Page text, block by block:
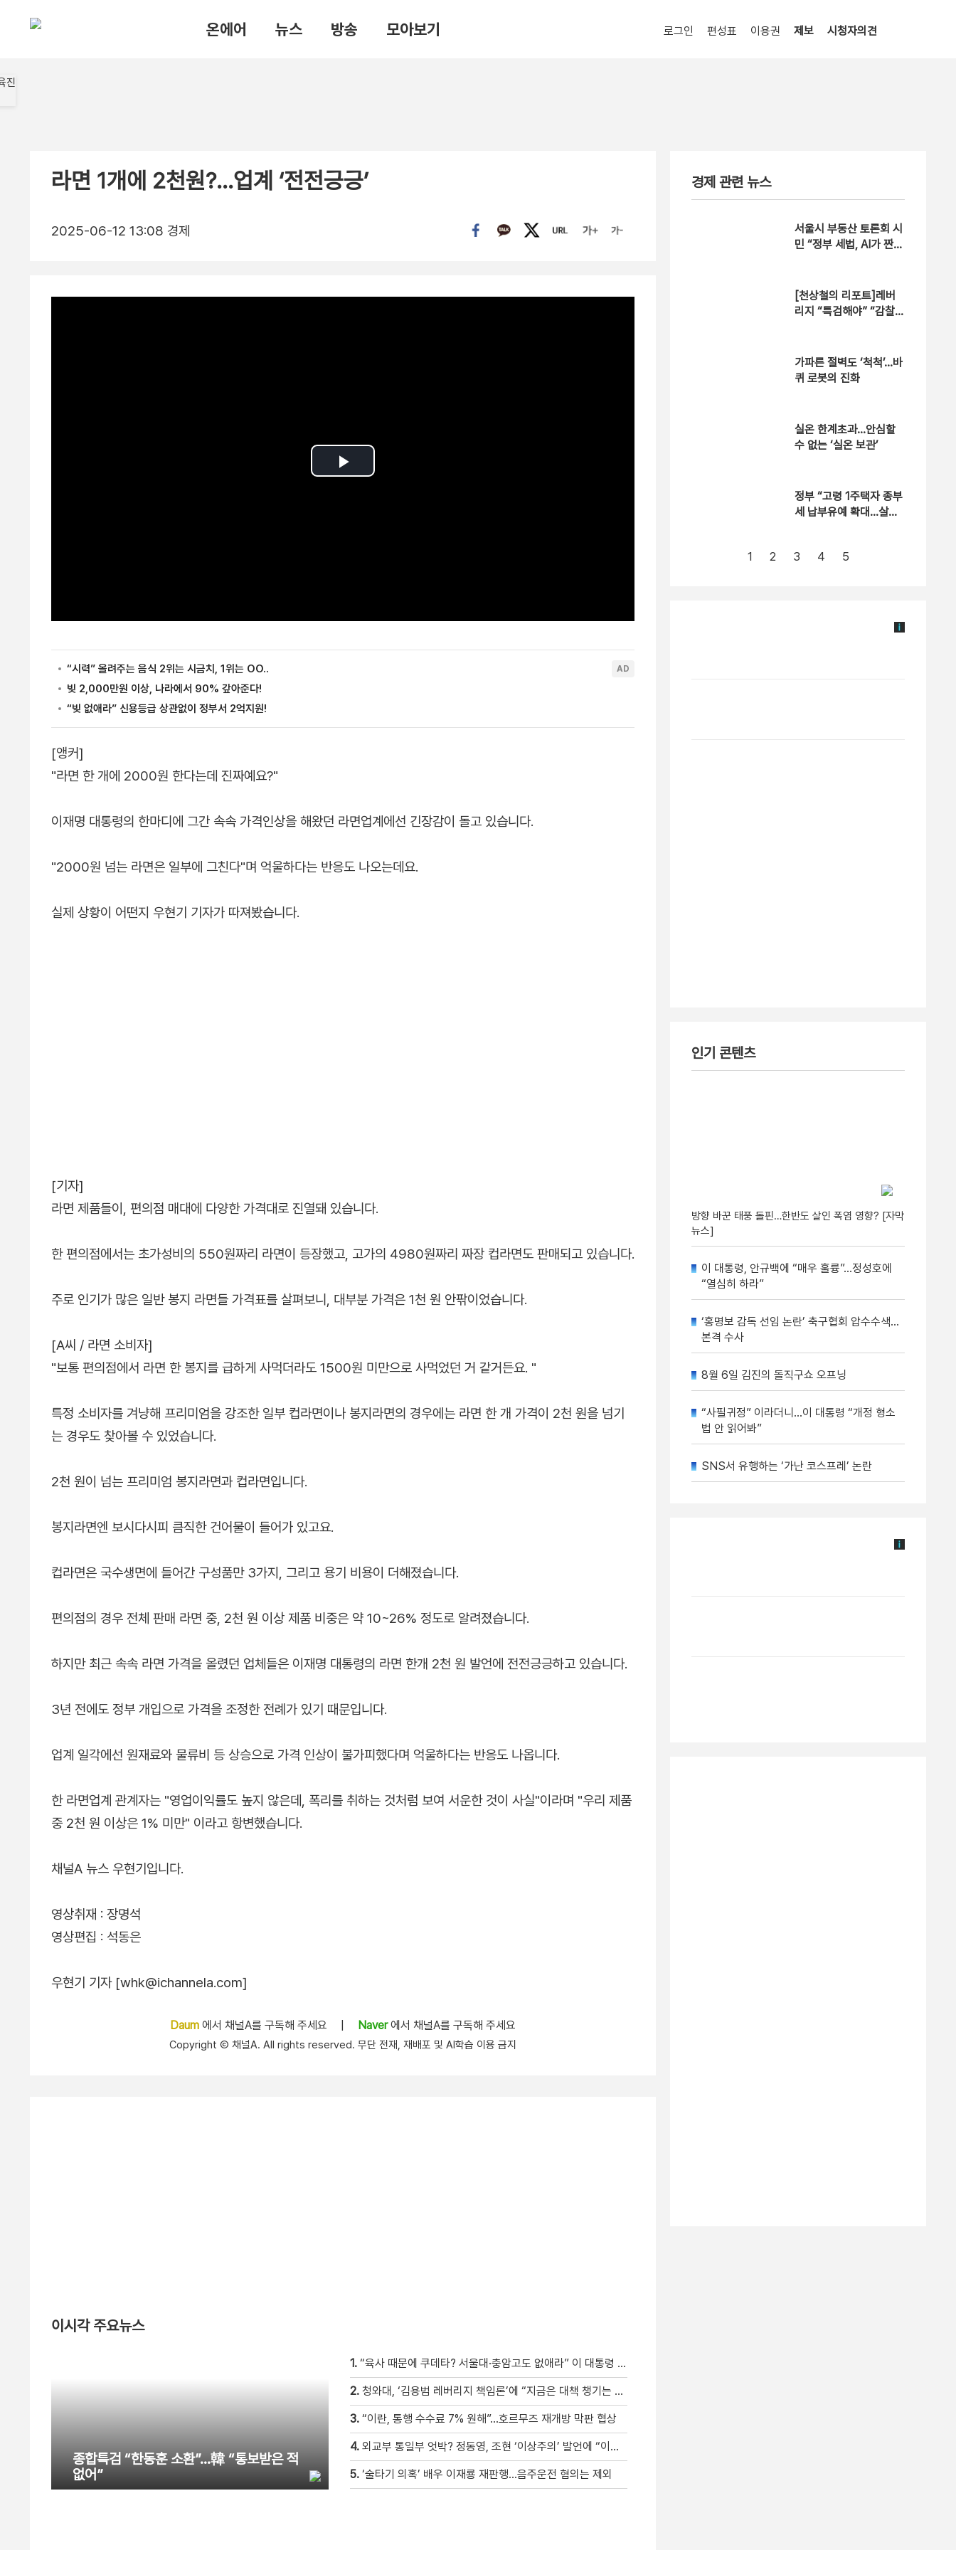
온에어 뉴스 방송 모아보기 로그인 편성표 이용권 제보 시청자의견
라면 1개에 2천원?…업계 ‘전전긍긍’
2025-06-12 13:08 경제
[앵커]
"라면 한 개에 2000원 한다는데 진짜예요?"
이재명 대통령의 한마디에 그간 속속 가격인상을 해왔던 라면업계에선 긴장감이 돌고 있습니다.
"2000원 넘는 라면은 일부에 그친다"며 억울하다는 반응도 나오는데요.
실제 상황이 어떤지 우현기 기자가 따져봤습니다.
[기자]
라면 제품들이, 편의점 매대에 다양한 가격대로 진열돼 있습니다.
한 편의점에서는 초가성비의 550원짜리 라면이 등장했고, 고가의 4980원짜리 짜장 컵라면도 판매되고 있습니다.
주로 인기가 많은 일반 봉지 라면들 가격표를 살펴보니, 대부분 가격은 1천 원 안팎이었습니다.
[A씨 / 라면 소비자]
"보통 편의점에서 라면 한 봉지를 급하게 사먹더라도 1500원 미만으로 사먹었던 거 같거든요. "
특정 소비자를 겨냥해 프리미엄을 강조한 일부 컵라면이나 봉지라면의 경우에는 라면 한 개 가격이 2천 원을 넘기
는 경우도 찾아볼 수 있었습니다.
2천 원이 넘는 프리미엄 봉지라면과 컵라면입니다.
봉지라면엔 보시다시피 큼직한 건어물이 들어가 있고요.
컵라면은 국수생면에 들어간 구성품만 3가지, 그리고 용기 비용이 더해졌습니다.
편의점의 경우 전체 판매 라면 중, 2천 원 이상 제품 비중은 약 10~26% 정도로 알려졌습니다.
하지만 최근 속속 라면 가격을 올렸던 업체들은 이재명 대통령의 라면 한개 2천 원 발언에 전전긍긍하고 있습니다.
3년 전에도 정부 개입으로 가격을 조정한 전례가 있기 때문입니다.
업계 일각에선 원재료와 물류비 등 상승으로 가격 인상이 불가피했다며 억울하다는 반응도 나옵니다.
한 라면업계 관계자는 "영업이익률도 높지 않은데, 폭리를 취하는 것처럼 보여 서운한 것이 사실"이라며 "우리 제품
중 2천 원 이상은 1% 미만" 이라고 항변했습니다.
채널A 뉴스 우현기입니다.
영상취재 : 장명석
영상편집 : 석동은
우현기 기자 [whk@ichannela.com]
Daum 에서 채널A를 구독해 주세요 Naver에서 채널A를 구독해 주세요
Copyright Ⓒ 채널A. All rights reserved. 무단 전재, 재배포 및 AI학습 이용 금지
이시각 주요뉴스
종합특검 “한동훈 소환”…韓 “통보받은 적
없어”
1. “육사 때문에 쿠데타? 서울대·충암고도 없애라” 이 대통령 ‘육사 쿠데타’ 발언에 유승민 김문수 직격
2. 청와대, ‘김용범 레버리지 책임론’에 “지금은 대책 챙기는 게 더 중요”
3. “이란, 통행 수수료 7% 원해”…호르무즈 재개방 막판 협상
4. 외교부 통일부 엇박? 정동영, 조현 ‘이상주의’ 발언에 “이상이 있어야 현실 바꿔” 반박
5. ‘술타기 의혹’ 배우 이재룡 재판행…음주운전 혐의는 제외
경제 관련 뉴스
서울시 부동산 토론회 시
민 “정부 세법, AI가 짠
[천상철의 리포트]레버
리지 “특검해야” “감찰해
가파른 절벽도 ‘척척’…바
퀴 로봇의 진화
실온 한계초과…안심할
수 없는 ‘실온 보관’
정부 “고령 1주택자 종부
세 납부유예 확대…살던
1 2 3 4 5
인기 콘텐츠
방향 바꾼 태풍 돌핀…한반도 살인 폭염 영향? [자막
뉴스]
이 대통령, 안규백에 “매우 훌륭”…정성호에
“열심히 하라”
‘홍명보 감독 선임 논란’ 축구협회 압수수색…
본격 수사
8월 6일 김진의 돌직구쇼 오프닝
“사필귀정” 이라더니…이 대통령 “개정 형소
법 안 읽어봐”
SNS서 유행하는 ‘가난 코스프레’ 논란